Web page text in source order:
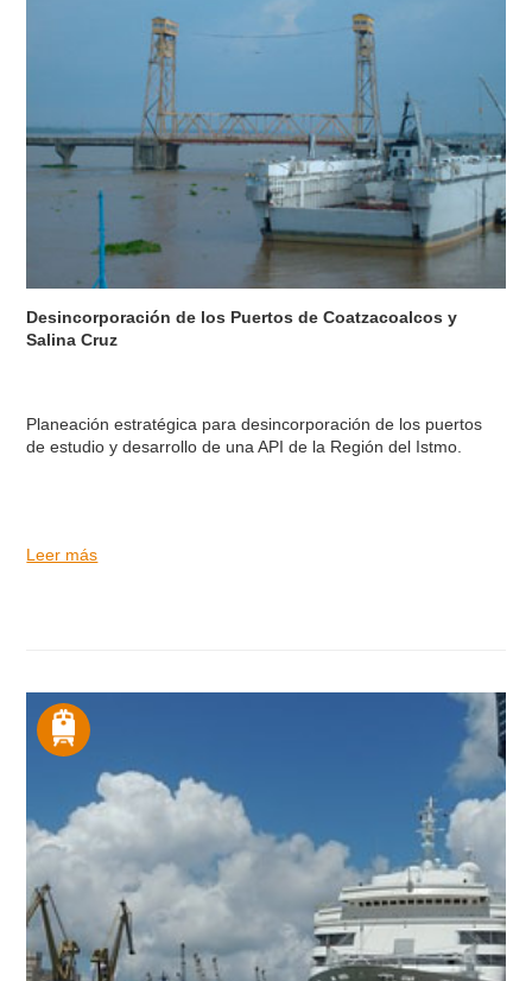
Desincorporación de los Puertos de Coatzacoalcos y
Salina Cruz
Planeación estratégica para desincorporación de los puertos
de estudio y desarrollo de una API de la Región del Istmo.
Leer más